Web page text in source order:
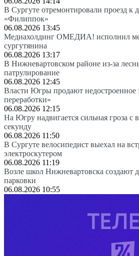
В Сургуте отремонтировали проезд к
«Филиппок»
06.08.2026 13:45
Медиахолдинг ОМЕДИА! исполнил
сургутянина
06.08.2026 13:17
В Нижневартовском районе из-за
патрулирование
06.08.2026 12:45
Власти Югры продают недостроенное
переработки»
06.08.2026 12:15
На Югру надвигается сильная гроза с
секунду
06.08.2026 11:50
В Сургуте велосипедист выехал на
электроскутером
06.08.2026 11:19
Возле школ Нижневартовска создают
парковки
06.08.2026 10:55